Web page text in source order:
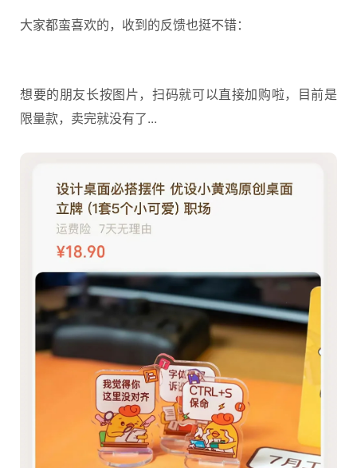
最近我们也终于推出了小黄鸡的周边，摆在桌上，就能